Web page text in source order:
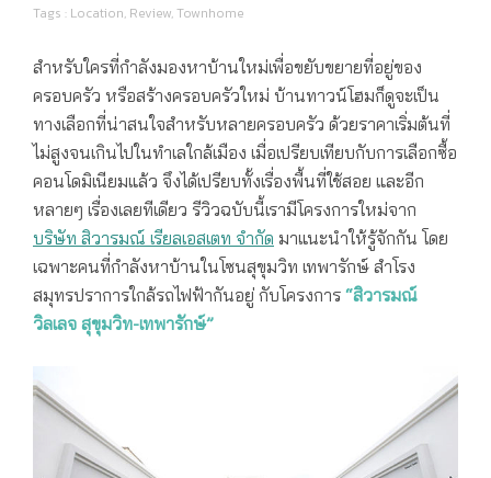
Tags : Location, Review,Townhome
สำหรับใครที่กำลังมองหาบ้านใหม่เพื่อขยับขยายที่อยู่ของ
ครอบครัว หรือสร้างครอบครัวใหม่ บ้านทาวน์โฮมก็ดูจะเป็น
ทางเลือกที่น่าสนใจสำหรับหลายครอบครัว ด้วยราคาเริ่มต้นที่
ไม่สูงจนเกินไปในทำเลใกล้เมือง เมื่อเปรียบเทียบกับการเลือกซื้อ
คอนโดมิเนียมแล้ว จึงได้เปรียบทั้งเรื่องพื้นที่ใช้สอย และอีก
หลายๆ เรื่องเลยทีเดียว รีวิวฉบับนี้เรามีโครงการใหม่จาก
บริษัท สิวารมณ์ เรียลเอสเตท จำกัด มาแนะนำให้รู้จักกัน โดย
เฉพาะคนที่กำลังหาบ้านในโซนสุขุมวิท เทพารักษ์ สำโรง
สมุทรปราการใกล้รถไฟฟ้ากันอยู่ กับโครงการ “สิวารมณ์
วิลเลจ สุขุมวิท-เทพารักษ์”